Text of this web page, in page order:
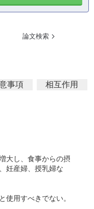
論文検索
事項
相互作用
大し、食事からの摂
妊産婦、授乳婦な
使用すべきでない。